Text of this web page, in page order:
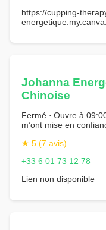
https://cupping-
Johanna
Chinoise
Fermé ⋅ Ouvre à
m’ont mise en
★ 5 (7 avis)
+33 6 01 73 12 78
Lien non disponible